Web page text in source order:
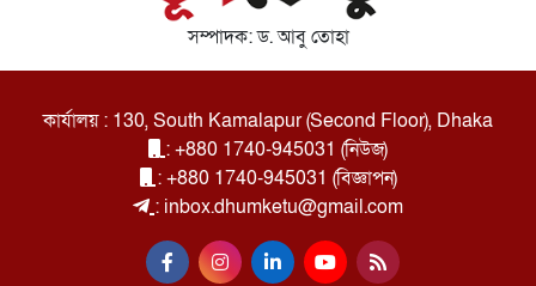
সম্পাদক: ড. আবু তোহা
কার্যালয় : 130, South Kamalapur (Second Floor), Dhaka
: +880 1740-945031 (নিউজ)
: +880 1740-945031 (বিজ্ঞাপন)
: inbox.dhumketu@gmail.com